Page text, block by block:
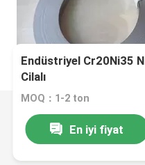
Endüstriyel Cr20Ni35
Cilalı
MOQ：1-2 ton
En iyi fiyat